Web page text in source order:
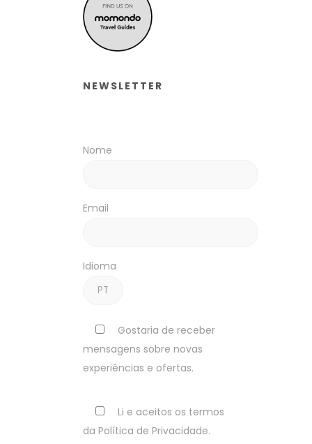
NEWSLETTER
Nome
Email
Idioma
Gostaria de receber
mensagens sobre novas
experiências e ofertas.
Li e aceitos os termos
da Política de Privacidade.